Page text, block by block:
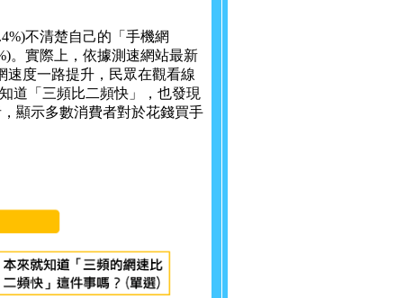
不清楚自己的「手機網
。實際上，依據測速網站最新
速度一路提升，民眾在觀看線
道「三頻比二頻快」，也發現
顯示多數消費者對於花錢買手